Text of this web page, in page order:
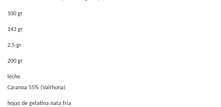
100 gr
143 gr
2,5 gr
200 gr
leche
Caranoa 55% (Valrhona)
hojas de gelatina nata fría